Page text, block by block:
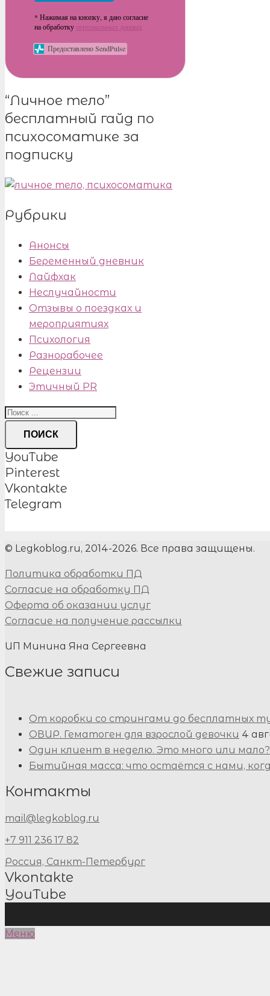
* Нажимая на кнопку, я даю согласие
на обработку персональных данных
Предоставлено SendPulse
“Личное тело”
бесплатный гайд по
психосоматике за
подписку
Рубрики
Анонсы
Беременный дневник
Лайфхак
Неслучайности
Отзывы о поездках и
мероприятиях
Психология
Разнорабочее
Рецензии
Этичный PR
ПОИСК
YouTube
Pinterest
Vkontakte
Telegram
© Legkoblog.ru, 2014-2026. Все права защищены.
Политика обработки ПД
Согласие на обработку ПД
Оферта об оказании услуг
Согласие на получение рассылки
ИП Минина Яна Сергеевна
Свежие записи
От коробки со стрингами до бесплатных
ОВИР. Гематоген для взрослой девочки 4
Один клиент в неделю. Это много или мало?
Бытийная масса: что остаётся с нами,
Контакты
mail@legkoblog.ru
+7 911 236 17 82
Россия, Санкт-Петербург
Vkontakte
YouTube
Меню